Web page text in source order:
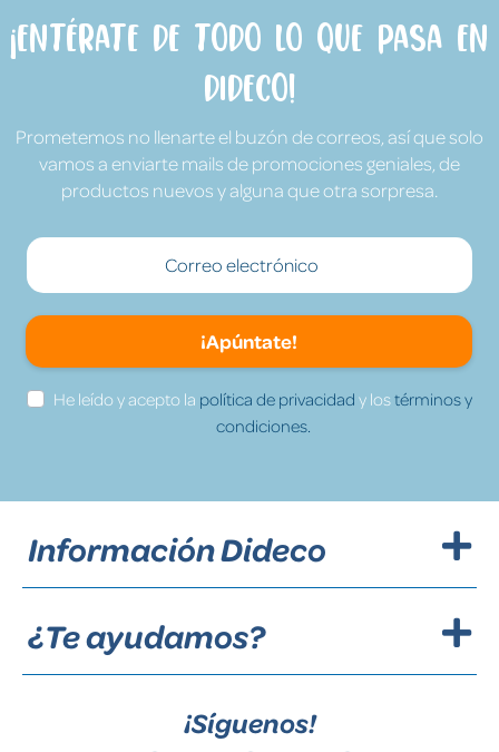
¡Entérate de todo lo que pasa en
Dideco!
Prometemos no llenarte el buzón de correos, así que solo
vamos a enviarte mails de promociones geniales, de
productos nuevos y alguna que otra sorpresa.
¡Apúntate!
He leído y acepto la política de privacidad y lostérminos y
condiciones.
Información Dideco
¿Te ayudamos?
¡Síguenos!